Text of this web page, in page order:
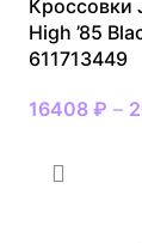
Кроссовки
High ’85
611713449
16408 ₽ –